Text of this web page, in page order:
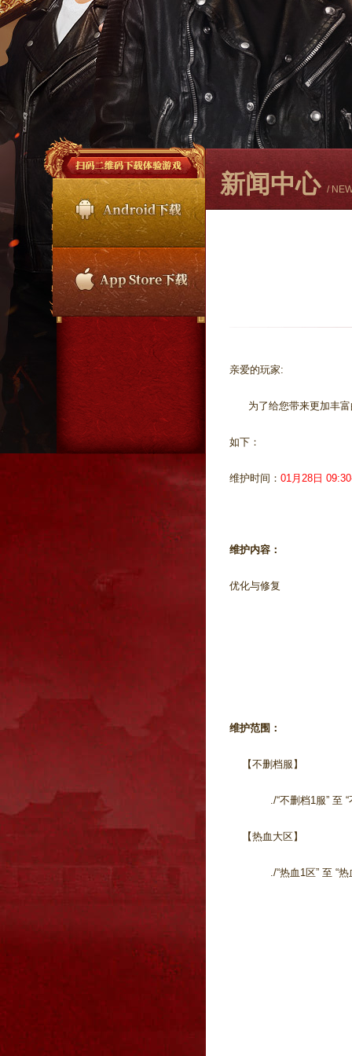
新闻中心 /
亲爱的玩家:
为了给您带来更加丰富
如下：
维护时间： 01月28日
维护内容：
优化与修复
维护范围：
【不删档服】
./“不删档1服” 至 “不
【热血大区】
./“热血1区” 至 “热血